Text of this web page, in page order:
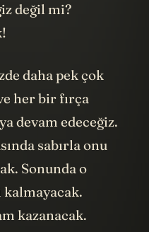
değil mi?
daha pek çok
her bir fırça
devam edeceğiz.
sabırla onu
Sonunda o
kazanacak.